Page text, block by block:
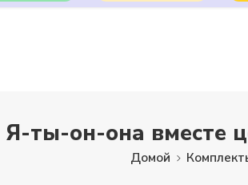
Я-ты-он-она вместе
Домой